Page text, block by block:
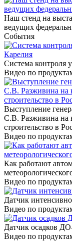
Наш стенд на
ведущих
События
Система
Видео по
Выступление
С.В. Разживина на
строительство в
Видео по
Как работают
Видео по
Датчик
Видео по
Датчик осадков
Видео по